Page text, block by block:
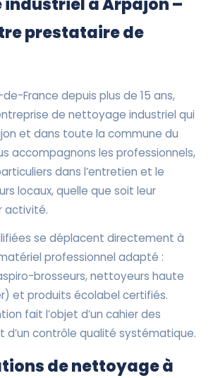
prestataire de
France depuis plus de 15 ans,
de nettoyage industriel qui
et dans toute la commune du
accompagnons les professionnels,
dans l’entretien et le
locaux, quelle que soit leur
activité.
se déplacent directement à
professionnel adapté :
brosseurs, nettoyeurs haute
et produits écolabel certifiés.
fait l’objet d’un cahier des
d’un contrôle qualité systématique.
de nettoyage à